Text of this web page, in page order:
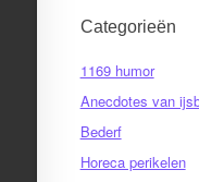
Categorieën
1169 humor
Anecdotes van
Bederf
Horeca perikelen